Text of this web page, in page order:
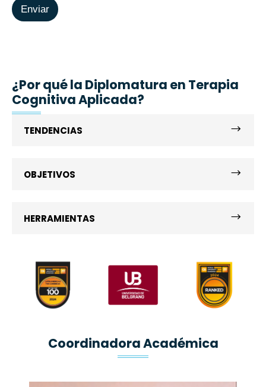
l
u
t
e
a
t
e
s
+
Enviar
¿Por qué la Diplomatura en Terapia
Cognitiva Aplicada?
TENDENCIAS
OBJETIVOS
HERRAMIENTAS
Coordinadora Académica